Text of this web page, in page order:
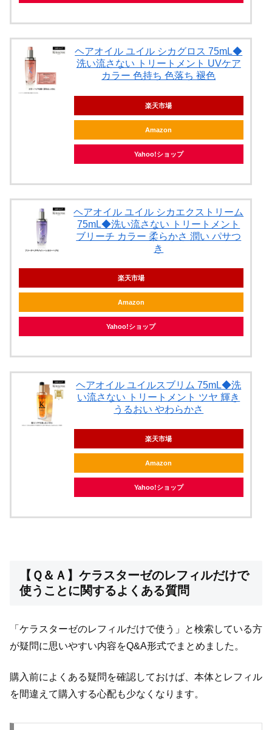
ヘアオイル ユイル シカグロス 75mL◆
洗い流さない トリートメント UVケア
カラー 色持ち 色落ち 褪色
楽天市場
Amazon
Yahoo!ショップ
ヘアオイル ユイル シカエクストリーム
75mL◆洗い流さない トリートメント
ブリーチ カラー 柔らかさ 潤い パサつ
き
楽天市場
Amazon
Yahoo!ショップ
ヘアオイル ユイルスブリム 75mL◆洗
い流さない トリートメント ツヤ 輝き
うるおい やわらかさ
楽天市場
Amazon
Yahoo!ショップ
【Ｑ＆Ａ】ケラスターゼのレフィルだけで
使うことに関するよくある質問
「ケラスターゼのレフィルだけで使う」と検索している方
が疑問に思いやすい内容をQ&A形式でまとめました。
購入前によくある疑問を確認しておけば、本体とレフィル
を間違えて購入する心配も少なくなります。